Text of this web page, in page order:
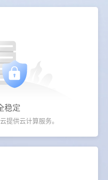
稳定
提供云计算服务。